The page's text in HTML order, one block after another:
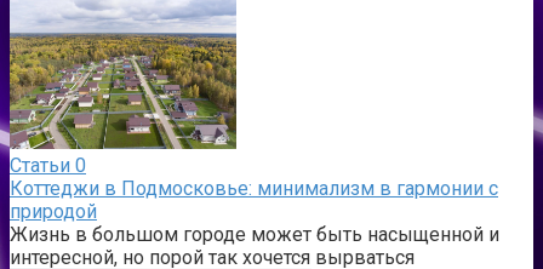
Статьи 0
Коттеджи в Подмосковье: минимализм в гармонии с
природой
Жизнь в большом городе может быть насыщенной и
интересной, но порой так хочется вырваться